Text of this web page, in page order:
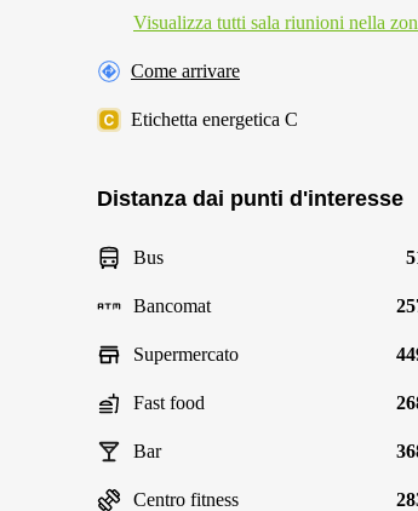
Visualizza tutti sala riunioni nella
Come arrivare
Etichetta energetica C
Distanza dai punti d'interesse
Bus
Bancomat
Supermercato
Fast food
Bar
Centro fitness